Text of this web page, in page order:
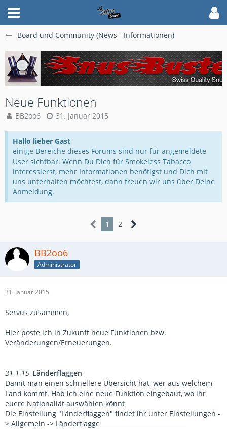
Board und Community (News - Informationen)
Neue Funktionen
BB2oo6 31. Januar 2015
Hallo lieber Gast
einige Bereiche dieses Forums sind nur für angemeldete
User sichtbar. Wenn Du Dich für Smokeless Tabacco
interessierst, mehr Informationen benötigst und Dich mit
uns unterhalten möchtest, dann freuen wir uns über Deine
Anmeldung.
1 2
BB2oo6
Administrator
31. Januar 2015
Servus zusammen,
Hier poste ich in Zukunft neue Funktionen bzw.
Veränderungen/Erneuerungen.
31-1-15 Länderflaggen
Damit man einen schnellere Übersicht hat, wer aus welchem
Land kommt. Hab ich eine neue Funktion eingebaut, wo ihr
euere Nationaliät auswählen könnt
Die Einstellung "Länderflaggen" findet ihr unter Einstellungen -
> Allgemein -> Länderflagge